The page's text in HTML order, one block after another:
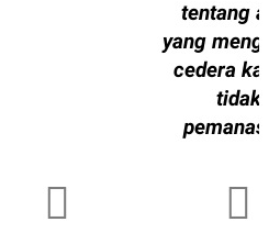
tentang
yang
cedera
tidak